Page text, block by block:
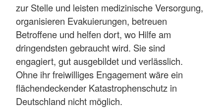
zur Stelle und leisten medizinische Versorgung,
organisieren Evakuierungen, betreuen
Betroffene und helfen dort, wo Hilfe am
dringendsten gebraucht wird. Sie sind
engagiert, gut ausgebildet und verlässlich.
Ohne ihr freiwilliges Engagement wäre ein
flächendeckender Katastrophenschutz in
Deutschland nicht möglich.